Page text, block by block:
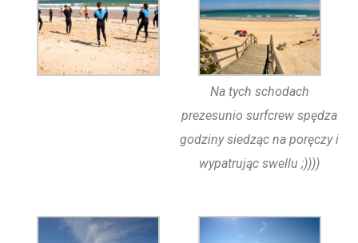
Na tych schodach
prezesunio surfcrew spędza
godziny siedząc na poręczy i
wypatrując swellu ;))))